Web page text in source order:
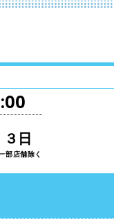
日
部店舗除く